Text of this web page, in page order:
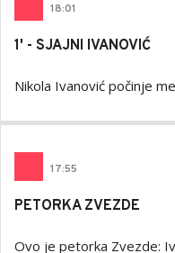
18:01
1' - SJAJNI IVANOVIĆ
Nikola Ivanović počinje
17:55
PETORKA ZVEZDE
Ovo je petorka Zvezde: